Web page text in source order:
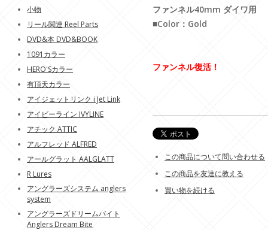
ファンネル40mm ダイワ用
■Color：Gold
ファンネル復活！
この商品について問い合わせる
この商品を友達に教える
買い物を続ける
小物
リール関連 Reel Parts
DVD&本 DVD&BOOK
1091カラー
HERO'Sカラー
有頂天カラー
アイジェットリンク i Jet Link
アイビーライン IVYLINE
アチック ATTIC
アルフレッド ALFRED
アールグラット AALGLATT
R Lures
アングラーズシステム anglers
system
アングラーズドリームバイト
Anglers Dream Bite